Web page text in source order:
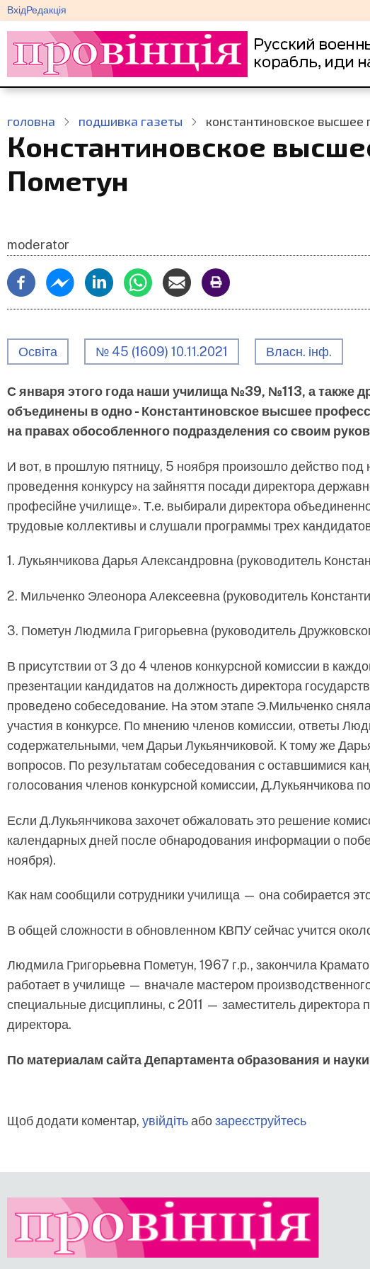
Перейти
до
основного
вмісту
меню
облікового
запису
користувача
ВхідРедакція
головна подшивка газеты константиновское
Константиновское
Пометун
moderator
Освіта № 45 (1609) 10.11.2021 Власн. інф.
С января этого года наши училища №39, №113, а также
объединены в одно - Константиновское высшее
на правах обособленного подразделения со своим
И вот, в прошлую пятницу, 5 ноября произошло действо под
проведення конкурсу на зайняття посади директора
професійне училище». Т.е. выбирали директора
трудовые коллективы и слушали программы трех
1. Лукьянчикова Дарья Александровна (руководитель
2. Мильченко Элеонора Алексеевна (руководитель
3. Пометун Людмила Григорьевна (руководитель
В присутствии от 3 до 4 членов конкурсной комиссии в
презентации кандидатов на должность директора
проведено собеседование. На этом этапе Э.Мильченко
участия в конкурсе. По мнению членов комиссии, ответы
содержательными, чем Дарьи Лукьянчиковой. К тому же
вопросов. По результатам собеседования с оставшимися
голосования членов конкурсной комиссии, Д.Лукьянчикова
Если Д.Лукьянчикова захочет обжаловать это решение
календарных дней после обнародования информации о
ноября).
Как нам сообщили сотрудники училища — она собирается
В общей сложности в обновленном КВПУ сейчас учится
Людмила Григорьевна Пометун, 1967 г.р., закончила
работает в училище — вначале мастером
специальные дисциплины, с 2011 — заместитель
директора.
По материалам сайта Департамента образования и
Щоб додати коментар, увійдітьабозареєструйтесь